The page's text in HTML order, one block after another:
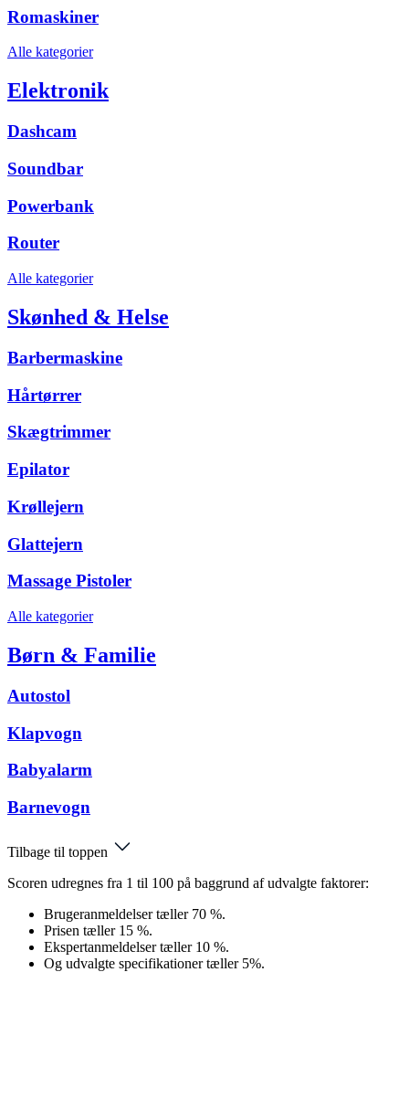
Romaskiner
Alle kategorier
Elektronik
Dashcam
Soundbar
Powerbank
Router
Alle kategorier
Skønhed & Helse
Barbermaskine
Hårtørrer
Skægtrimmer
Epilator
Krøllejern
Glattejern
Massage Pistoler
Alle kategorier
Børn & Familie
Autostol
Klapvogn
Babyalarm
Barnevogn
Tilbage til toppen
Scoren udregnes fra 1 til 100 på baggrund af udvalgte faktorer:
Brugeranmeldelser tæller 70 %.
Prisen tæller 15 %.
Ekspertanmeldelser tæller 10 %.
Og udvalgte specifikationer tæller 5%.